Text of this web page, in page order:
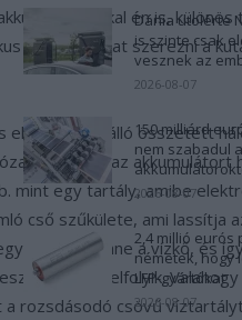
én is,
információkat szerezni a
ellenállásból álló összetett
fogom az akkumulátort
mint egy tartály, amibe
cső szűkülete, ami lassítja
több benne a vízkő, és
elfolyik.
rozsdásodó csövű
Dánia utolérte
is szinte csak
vesznek az
2026-08-07
150 milliárd
nem szabadul
2026-08-07
2,4 millió eurós
németek, hogy
LFP-gyártókat
2026-08-07